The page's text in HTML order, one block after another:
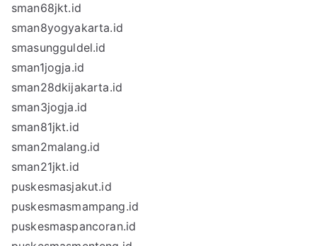
sman68jkt.id
sman8yogyakarta.id
smasungguldel.id
sman1jogja.id
sman28dkijakarta.id
sman3jogja.id
sman81jkt.id
sman2malang.id
sman21jkt.id
puskesmasjakut.id
puskesmasmampang.id
puskesmaspancoran.id